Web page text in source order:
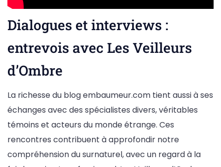
Dialogues et interviews :
entrevois avec Les Veilleurs
d’Ombre
La richesse du blog embaumeur.com tient aussi à ses
échanges avec des spécialistes divers, véritables
témoins et acteurs du monde étrange. Ces
rencontres contribuent à approfondir notre
compréhension du surnaturel, avec un regard à la